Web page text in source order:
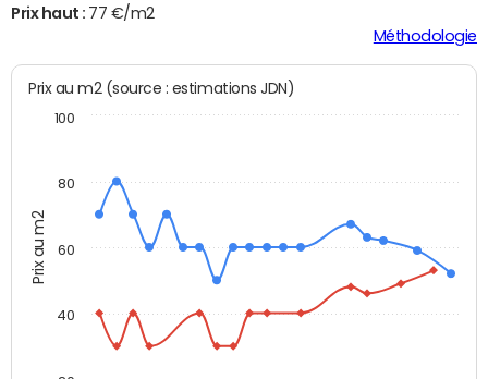
Prix haut : 77 €/m2
Méthodologie
Prix au m2
Prix au m2 (source : estimations JDN)
40
60
80
100